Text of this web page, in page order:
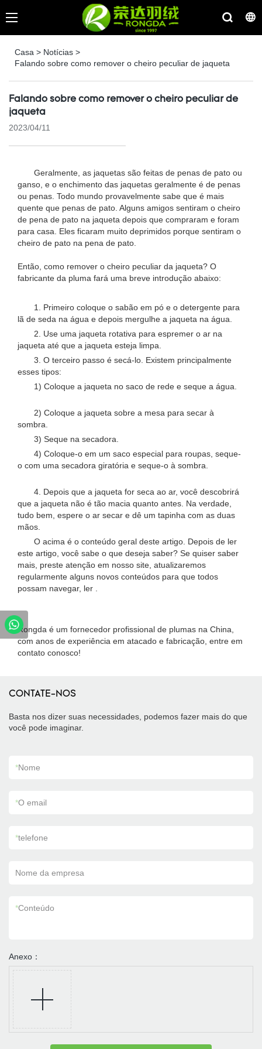
Casa > Notícias >
Falando sobre como remover o cheiro peculiar de jaqueta
Falando sobre como remover o cheiro peculiar de
jaqueta
2023/04/11
Geralmente, as jaquetas são feitas de penas de pato ou
ganso, e o enchimento das jaquetas geralmente é de penas
ou penas. Todo mundo provavelmente sabe que é mais
quente que penas de pato. Alguns amigos sentiram o cheiro
de pena de pato na jaqueta depois que compraram e foram
para casa. Eles ficaram muito deprimidos porque sentiram o
cheiro de pato na pena de pato.
Então, como remover o cheiro peculiar da jaqueta? O
fabricante da pluma fará uma breve introdução abaixo:
1. Primeiro coloque o sabão em pó e o detergente para
lã de seda na água e depois mergulhe a jaqueta na água.
2. Use uma jaqueta rotativa para espremer o ar na
jaqueta até que a jaqueta esteja limpa.
3. O terceiro passo é secá-lo. Existem principalmente
esses tipos:
1) Coloque a jaqueta no saco de rede e seque a água.
2) Coloque a jaqueta sobre a mesa para secar à
sombra.
3) Seque na secadora.
4) Coloque-o em um saco especial para roupas, seque-
o com uma secadora giratória e seque-o à sombra.
4. Depois que a jaqueta for seca ao ar, você descobrirá
que a jaqueta não é tão macia quanto antes. Na verdade,
tudo bem, espere o ar secar e dê um tapinha com as duas
mãos.
O acima é o conteúdo geral deste artigo. Depois de ler
este artigo, você sabe o que deseja saber? Se quiser saber
mais, preste atenção em nosso site, atualizaremos
regularmente alguns novos conteúdos para que todos
possam navegar, ler .
.
Rongda é um fornecedor profissional de plumas na China,
com anos de experiência em atacado e fabricação, entre em
contato conosco!
CONTATE-NOS
Basta nos dizer suas necessidades, podemos fazer mais do que
você pode imaginar.
*Nome
*O email
*telefone
Nome da empresa
*Conteúdo
Anexo：